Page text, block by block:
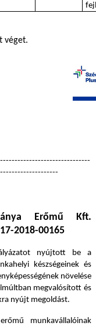
véget.
Erőmű Kft.
2018-00165
nyújtott be a
készségeinek és
növelése
megvalósított és
nyújt megoldást.
munkavállalóinak